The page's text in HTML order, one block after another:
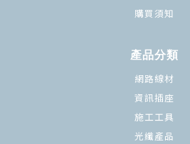
購買須知
產品分類
網路線材
資訊插座
施工工具
光纖產品